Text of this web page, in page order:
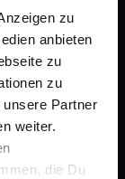
zu
anbieten
zu
zu
unsere Partner
weiter.
die Du